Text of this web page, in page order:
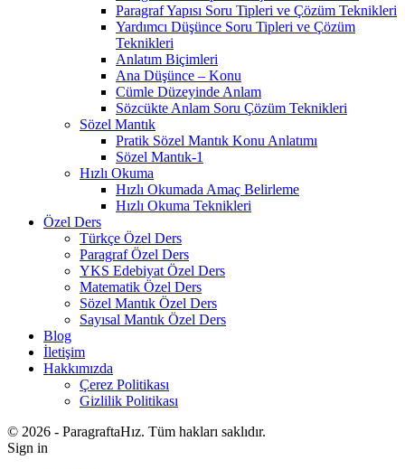
Paragraf Yapısı Soru Tipleri ve Çözüm Teknikleri
Yardımcı Düşünce Soru Tipleri ve Çözüm
Teknikleri
Anlatım Biçimleri
Ana Düşünce – Konu
Cümle Düzeyinde Anlam
Sözcükte Anlam Soru Çözüm Teknikleri
Sözel Mantık
Pratik Sözel Mantık Konu Anlatımı
Sözel Mantık-1
Hızlı Okuma
Hızlı Okumada Amaç Belirleme
Hızlı Okuma Teknikleri
Özel Ders
Türkçe Özel Ders
Paragraf Özel Ders
YKS Edebiyat Özel Ders
Matematik Özel Ders
Sözel Mantık Özel Ders
Sayısal Mantık Özel Ders
Blog
İletişim
Hakkımızda
Çerez Politikası
Gizlilik Politikası
© 2026 - ParagraftaHız. Tüm hakları saklıdır.
Sign in